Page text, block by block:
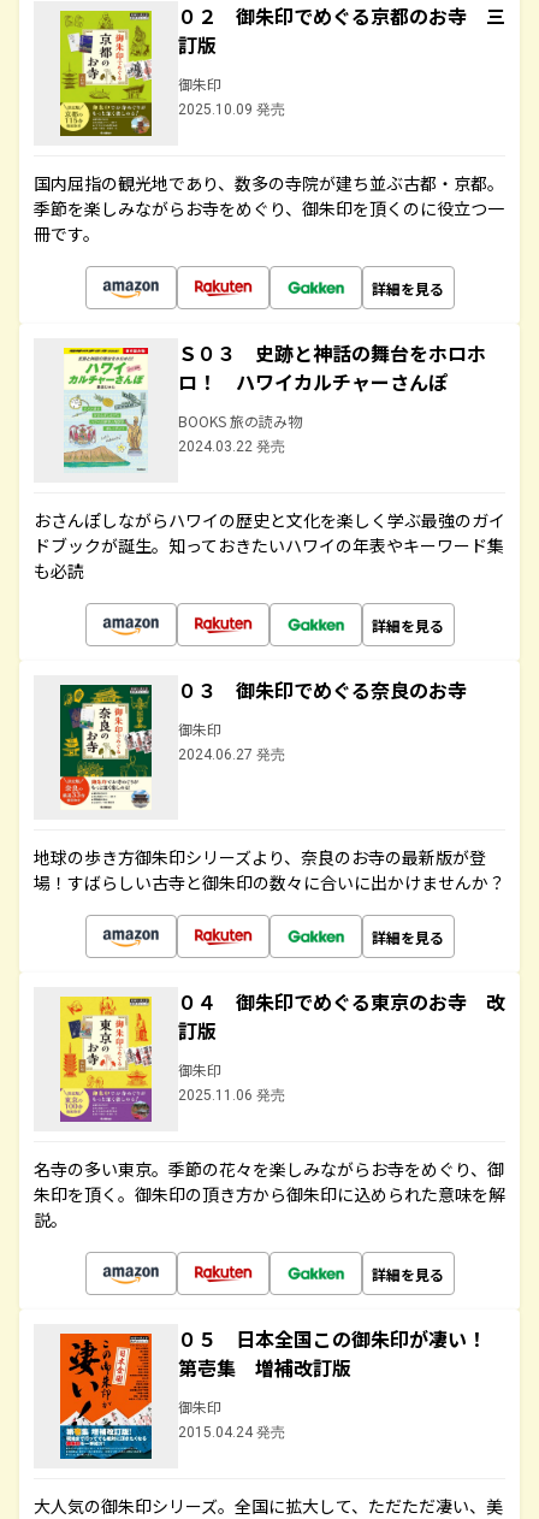
０２ 御朱印でめぐる京都のお寺 三
訂版
御朱印
2025.10.09 発売
国内屈指の観光地であり、数多の寺院が建ち並ぶ古都・京都。
季節を楽しみながらお寺をめぐり、御朱印を頂くのに役立つ一
冊です。
詳細を見る
Ｓ０３ 史跡と神話の舞台をホロホ
ロ！ ハワイカルチャーさんぽ
BOOKS 旅の読み物
2024.03.22 発売
おさんぽしながらハワイの歴史と文化を楽しく学ぶ最強のガイ
ドブックが誕生。知っておきたいハワイの年表やキーワード集
も必読
詳細を見る
０３ 御朱印でめぐる奈良のお寺
御朱印
2024.06.27 発売
地球の歩き方御朱印シリーズより、奈良のお寺の最新版が登
場！すばらしい古寺と御朱印の数々に合いに出かけませんか？
詳細を見る
０４ 御朱印でめぐる東京のお寺 改
訂版
御朱印
2025.11.06 発売
名寺の多い東京。季節の花々を楽しみながらお寺をめぐり、御
朱印を頂く。御朱印の頂き方から御朱印に込められた意味を解
説。
詳細を見る
０５ 日本全国この御朱印が凄い！
第壱集 増補改訂版
御朱印
2015.04.24 発売
大人気の御朱印シリーズ。全国に拡大して、ただただ凄い、美